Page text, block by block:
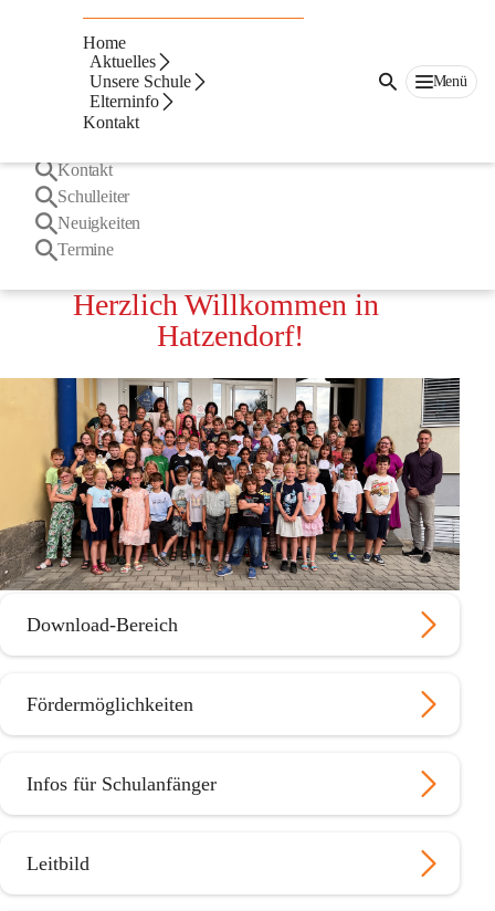
Home
Aktuelles
Unsere Schule
Elterninfo
Kontakt
Menü
Suchvorschläge
Team
Kontakt
Schulleiter
Neuigkeiten
Termine
Herzlich Willkommen in
Hatzendorf!
Download-Bereich
Fördermöglichkeiten
Infos für Schulanfänger
Leitbild